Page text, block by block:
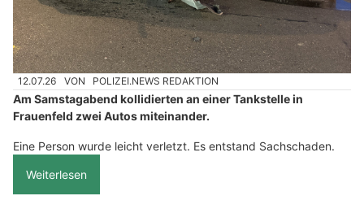
12.07.26 VON POLIZEI.NEWS REDAKTION
Am Samstagabend kollidierten an einer Tankstelle in
Frauenfeld zwei Autos miteinander.
Eine Person wurde leicht verletzt. Es entstand Sachschaden.
Weiterlesen